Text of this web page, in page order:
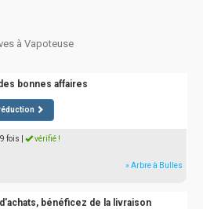
à Vapoteuse
bonnes affaires
fois vérifié !
» Arbre à Bulles
bénéficez de la livraison